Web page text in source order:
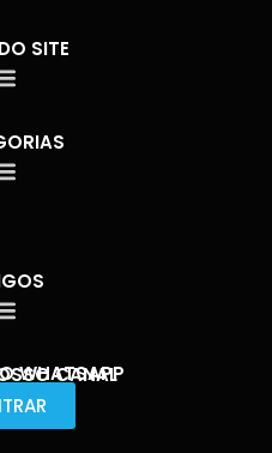
SITE
CANAL
WHATSAPP